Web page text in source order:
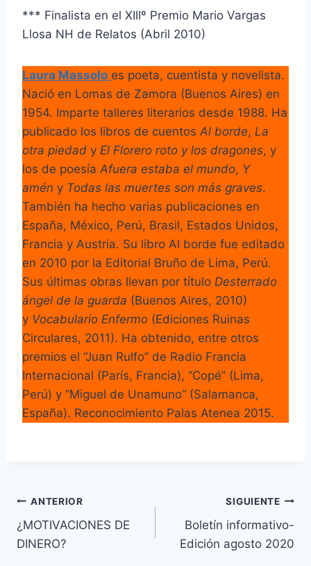
*** Finalista en el XIIIº Premio Mario Vargas
Llosa NH de Relatos (Abril 2010)
Laura Massolo es poeta, cuentista y novelista.
Nació en Lomas de Zamora (Buenos Aires) en
1954. Imparte talleres literarios desde 1988. Ha
publicado los libros de cuentos Al borde, La
otra piedad y El Florero roto y los dragones, y
los de poesía Afuera estaba el mundo, Y
amén y Todas las muertes son más graves.
También ha hecho varias publicaciones en
España, México, Perú, Brasil, Estados Unidos,
Francia y Austria. Su libro Al borde fue editado
en 2010 por la Editorial Bruño de Lima, Perú.
Sus últimas obras llevan por título Desterrado
ángel de la guarda (Buenos Aires, 2010)
y Vocabulario Enfermo (Ediciones Ruinas
Circulares, 2011). Ha obtenido, entre otros
premios el “Juan Rulfo” de Radio Francia
Internacional (París, Francia), “Copé” (Lima,
Perú) y “Miguel de Unamuno” (Salamanca,
España). Reconocimiento Palas Atenea 2015.
Navegación
de
ANTERIOR
¿MOTIVACIONES DE
DINERO?
SIGUIENTE
Boletín informativo-
Edición agosto 2020